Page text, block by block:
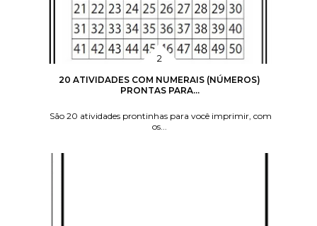
20 ATIVIDADES COM NUMERAIS (NÚMEROS)
PRONTAS PARA...
São 20 atividades prontinhas para você imprimir, com
os...